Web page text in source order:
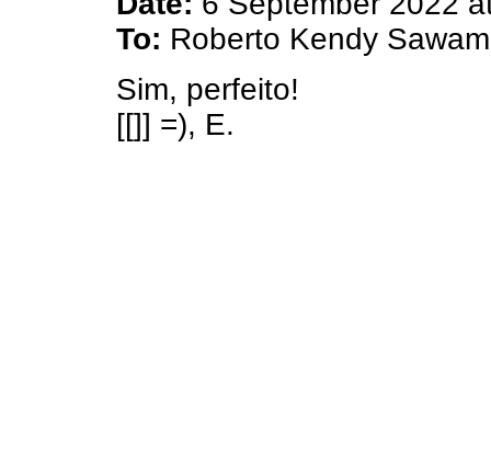
To: Roberto Kendy
Sim, perfeito!
[[]] =), E.